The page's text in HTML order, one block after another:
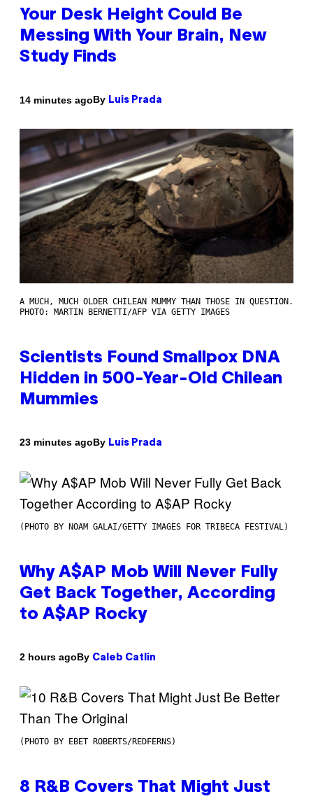
Your Desk Height Could Be
Messing With Your Brain, New
Study Finds
14 minutes agoBy Luis Prada
A MUCH, MUCH OLDER CHILEAN MUMMY THAN THOSE IN QUESTION.
PHOTO: MARTIN BERNETTI/AFP VIA GETTY IMAGES
Scientists Found Smallpox DNA
Hidden in 500-Year-Old Chilean
Mummies
23 minutes agoBy Luis Prada
(PHOTO BY NOAM GALAI/GETTY IMAGES FOR TRIBECA FESTIVAL)
Why A$AP Mob Will Never Fully
Get Back Together, According
to A$AP Rocky
2 hours agoBy Caleb Catlin
(PHOTO BY EBET ROBERTS/REDFERNS)
8 R&B Covers That Might Just